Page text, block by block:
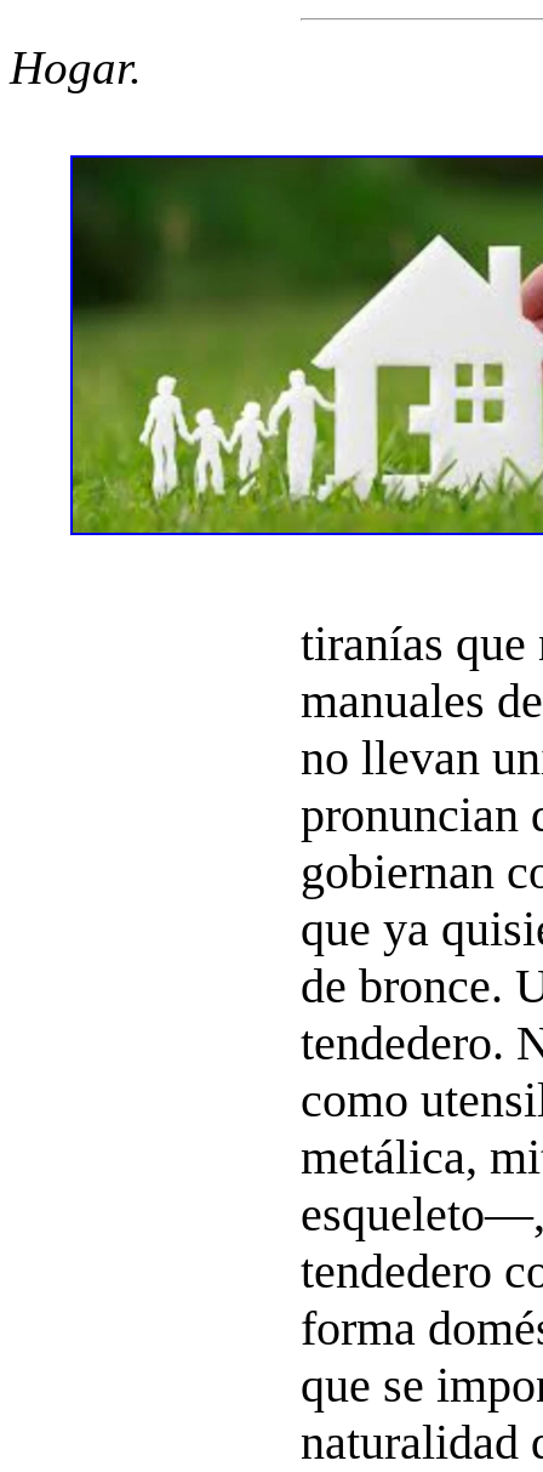
Hogar.
tiranías que
manuales
no llevan
pronuncian
gobiernan
que ya
de bronce.
tendedero.
como
metálica,
tendedero
forma
que se
naturalidad